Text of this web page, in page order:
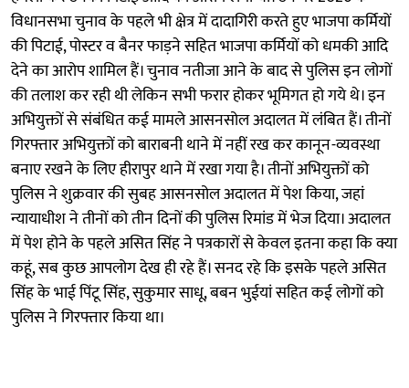
विधानसभा चुनाव के पहले भी क्षेत्र में दादागिरी करते हुए भाजपा कर्मियों
की पिटाई, पोस्टर व बैनर फाड़ने सहित भाजपा कर्मियों को धमकी आदि
देने का आरोप शामिल हैं। चुनाव नतीजा आने के बाद से पुलिस इन लोगों
की तलाश कर रही थी लेकिन सभी फरार होकर भूमिगत हो गये थे। इन
अभियुक्तों से संबंधित कई मामले आसनसोल अदालत में लंबित हैं। तीनों
गिरफ्तार अभियुक्तों को बाराबनी थाने में नहीं रख कर कानून-व्यवस्था
बनाए रखने के लिए हीरापुर थाने में रखा गया है। तीनों अभियुक्तों को
पुलिस ने शुक्रवार की सुबह आसनसोल अदालत में पेश किया, जहां
न्यायाधीश ने तीनों को तीन दिनों की पुलिस रिमांड में भेज दिया। अदालत
में पेश होने के पहले असित सिंह ने पत्रकारों से केवल इतना कहा कि क्या
कहूं, सब कुछ आपलोग देख ही रहे हैं। सनद रहे कि इसके पहले असित
सिंह के भाई पिंटू सिंह, सुकुमार साधू, बबन भुईयां सहित कई लोगों को
पुलिस ने गिरफ्तार किया था।